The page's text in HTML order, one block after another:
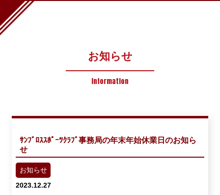
お知らせ
Information
ｻﾝﾌﾞﾛｽｽﾎﾟｰﾂｸﾗﾌﾞ事務局の年末年始休業日のお知ら
せ
お知らせ
2023.12.27